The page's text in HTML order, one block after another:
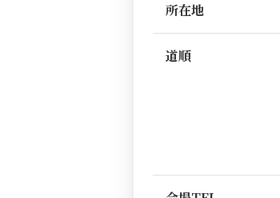
所在地
道順